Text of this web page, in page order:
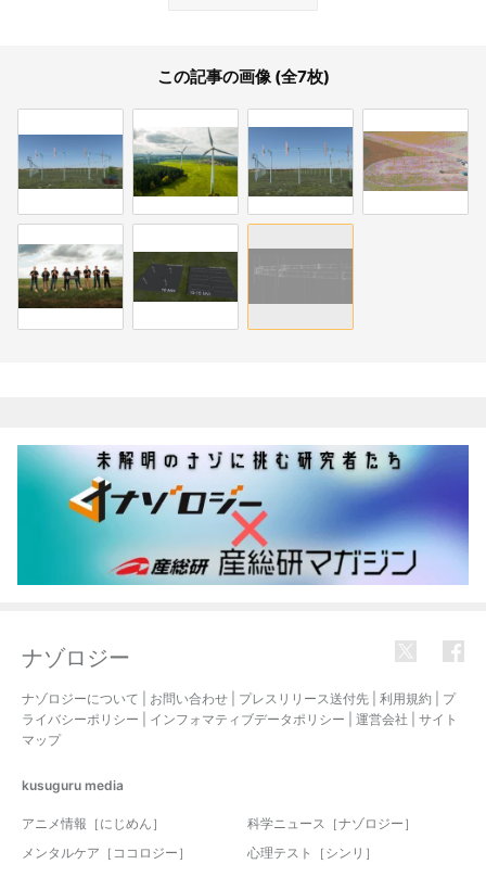
この記事の画像 (全7枚)
ナゾロジー
ナゾロジーについて お問い合わせ プレスリリース送付先 利用規約
プ
ライバシーポリシー
インフォマティブデータポリシー 運営会社
サイト
マップ
kusuguru media
アニメ情報［にじめん］
科学ニュース［ナゾロジー］
メンタルケア［ココロジー］
心理テスト［シンリ］